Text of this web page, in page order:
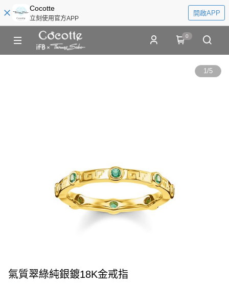
Cocotte
立刻使用官方APP
開啟APP
0
1/5
氣質翠綠純銀鍍18K金戒指